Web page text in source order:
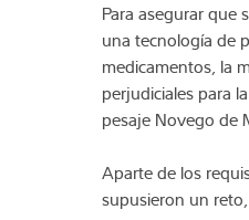
Para asegurar que
una tecnología de
medicamentos, la
perjudiciales para
pesaje Novego de
Aparte de los
supusieron un